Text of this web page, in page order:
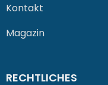
Kontakt
Magazin
RECHTLICHES